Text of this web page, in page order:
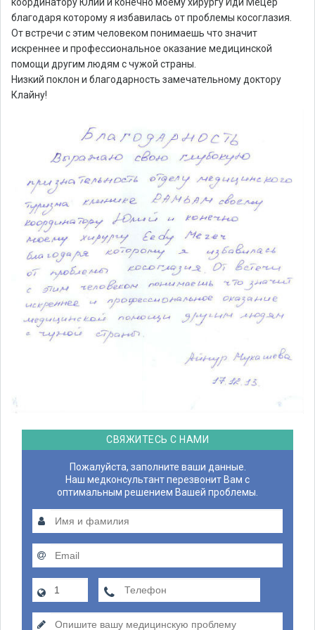
благодаря которому я избавилась от проблемы косоглазия.
От встречи с этим человеком понимаешь что значит
искреннее и профессиональное оказание медицинской
помощи другим людям с чужой страны.
Низкий поклон и благодарность замечательному доктору
Клайну!
СВЯЖИТЕСЬ С НАМИ
Пожалуйста, заполните ваши данные.
Наш медконсультант перезвонит Вам с
оптимальным решением Вашей проблемы.